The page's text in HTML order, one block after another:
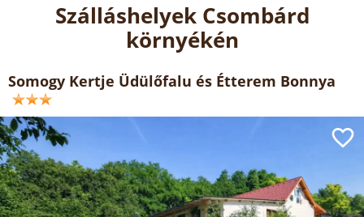
Szálláshelyek Csombárd
környékén
Somogy Kertje Üdülőfalu és Étterem Bonnya